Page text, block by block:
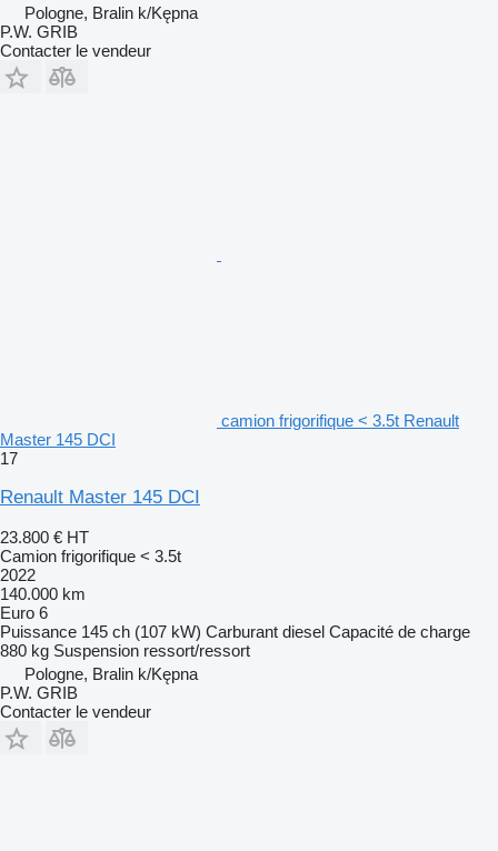
Pologne, Bralin k/Kępna
P.W. GRIB
Contacter le vendeur
camion frigorifique < 3.5t Renault
Master 145 DCI
17
Renault Master 145 DCI
23.800 € HT
Camion frigorifique < 3.5t
2022
140.000 km
Euro 6
Puissance 145 ch (107 kW) Carburant diesel Capacité de charge
880 kg Suspension ressort/ressort
Pologne, Bralin k/Kępna
P.W. GRIB
Contacter le vendeur